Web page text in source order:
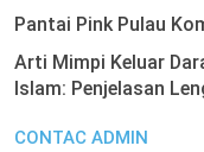
Pantai Pink Pulau
Arti Mimpi Keluar
Islam: Penjelasan
CONTAC ADMIN